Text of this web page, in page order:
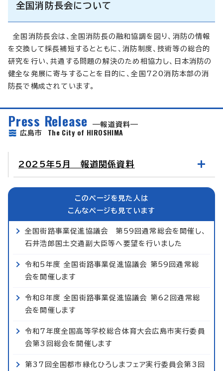
全国消防長会について
全国消防長会は、全国消防長の融和協調を図り、消防の情報
を交換して採長補短するとともに、消防制度、技術等の総合的
研究を行い、共通する問題の解決のため相協力し、日本消防の
健全な発展に寄与することを目的に、全国720消防本部の消
防長で構成されています。
Press Release
報道資料
広島市 The City of HIROSHIMA
2025年5月 報道関係資料
このページを見た人は
こんなページも見ています
全国街路事業促進協議会 第59回通常総会を開催し、
石井浩郎国土交通副大臣等へ要望を行いました
令和5年度 全国街路事業促進協議会 第59回通常総
会を開催します
令和8年度 全国街路事業促進協議会 第62回通常総
会を開催します
令和7年度全国高等学校総合体育大会広島市実行委員
会第3回総会を開催します
第37回全国都市緑化ひろしまフェア実行委員会第3回